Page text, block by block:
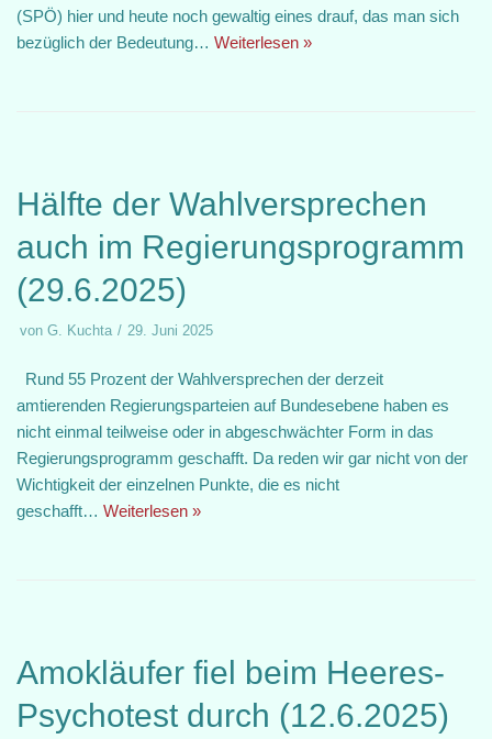
(SPÖ) hier und heute noch gewaltig eines drauf, das man sich
bezüglich der Bedeutung… Weiterlesen »
Hälfte der Wahlversprechen
auch im Regierungsprogramm
(29.6.2025)
von G. Kuchta 29. Juni 2025
Rund 55 Prozent der Wahlversprechen der derzeit
amtierenden Regierungsparteien auf Bundesebene haben es
nicht einmal teilweise oder in abgeschwächter Form in das
Regierungsprogramm geschafft. Da reden wir gar nicht von der
Wichtigkeit der einzelnen Punkte, die es nicht
geschafft… Weiterlesen »
Amokläufer fiel beim Heeres-
Psychotest durch (12.6.2025)